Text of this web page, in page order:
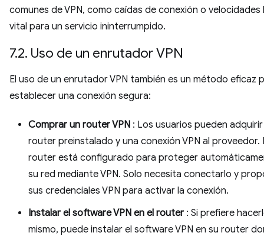
comunes de VPN, como caídas de conexión o velocidades
vital para un servicio ininterrumpido.
7.2. Uso de un enrutador VPN
El uso de un enrutador VPN también es un método eficaz
establecer una conexión segura:
Comprar un router VPN : Los usuarios pueden
router preinstalado y una conexión VPN al proveedor.
router está configurado para proteger
su red mediante VPN. Solo necesita conectarlo y
sus credenciales VPN para activar la conexión.
Instalar el software VPN en el router : Si prefiere
mismo, puede instalar el software VPN en su router